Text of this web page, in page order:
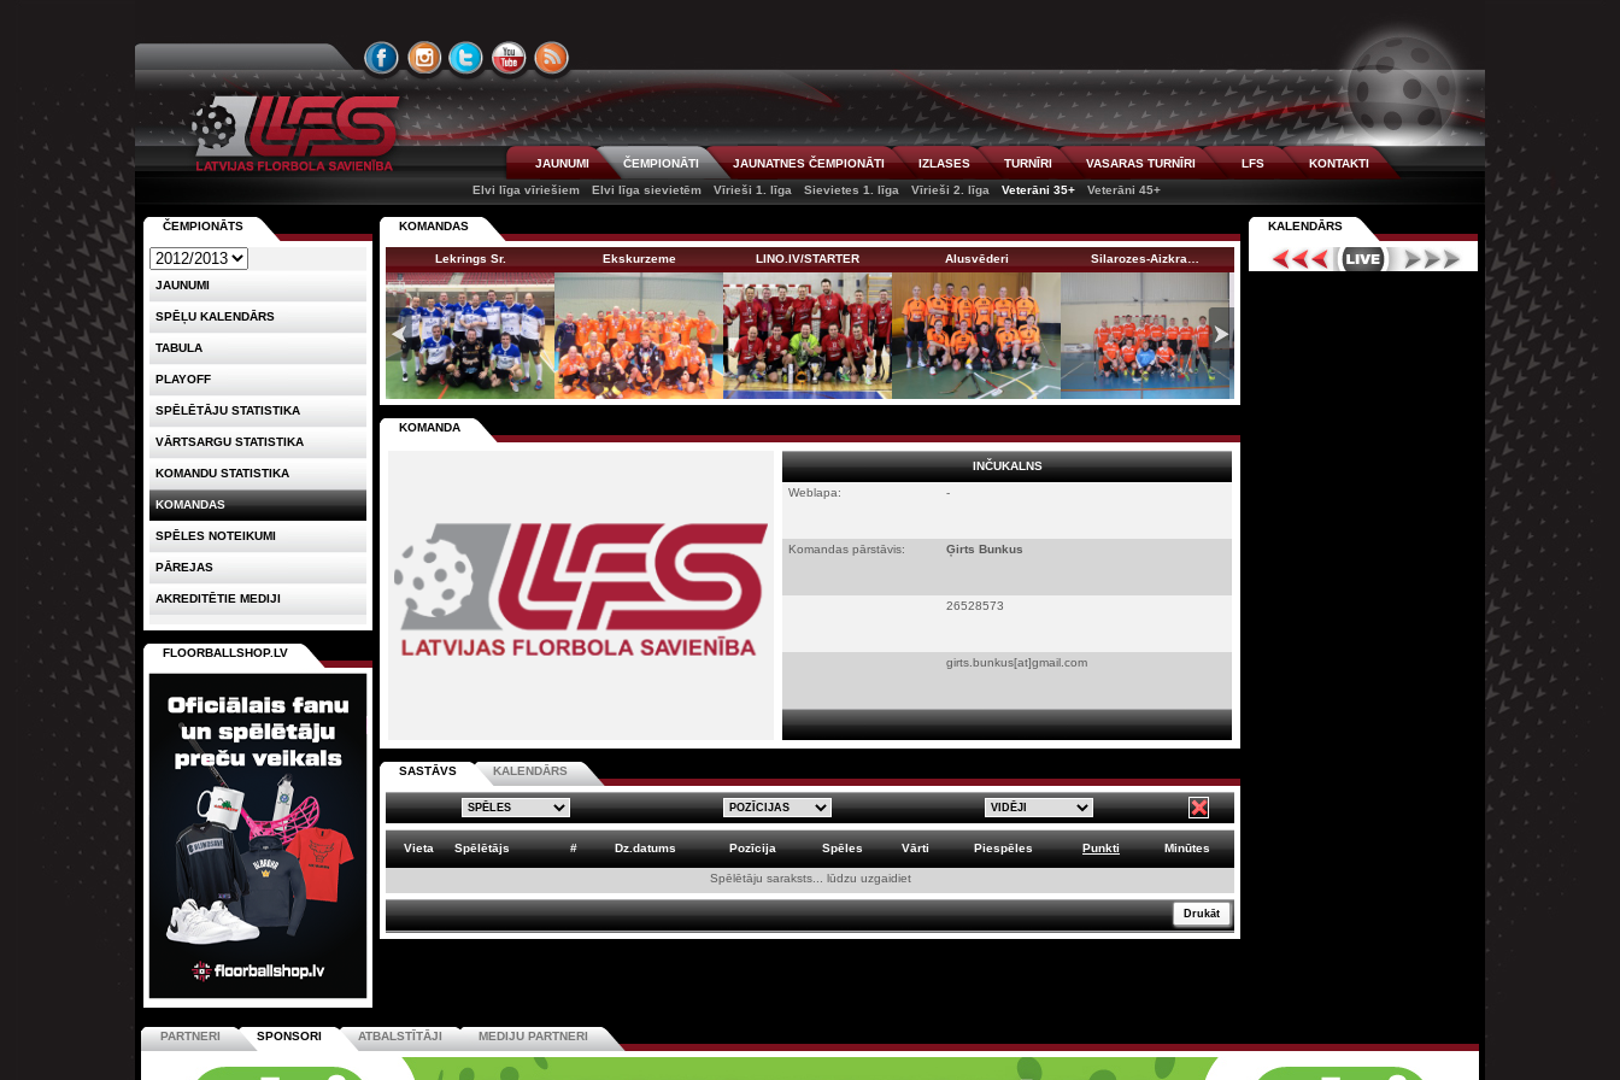
JAUNUMI ČEMPIONĀTI JAUNATNES ČEMPIONĀTI IZLASES TURNĪRI VASARAS TURNĪRI LFS
KONTAKTI
Elvi līga vīriešiem
Elvi līga sievietēm Vīrieši 1. līga Sievietes 1. līga Vīrieši 2. līga Veterāni 35+ Veterāni 45+
KOMANDAS
Lekrings Sr. Ekskurzeme LINO.lV/STARTER Alusvēderi Silarozes-Aizkra… Rubene Smilšukastes
KOMANDA
INČUKALNS
Weblapa:
-
Komandas pārstāvis: Ģirts Bunkus
26528573
girts.bunkus[at]gmail.com
SASTĀVS KALENDĀRS
Vieta Spēlētājs # Dz.datums Pozīcija Spēles Vārti Piespēles Punkti Minūtes
Spēlētāju saraksts... lūdzu uzgaidiet
Drukāt
ČEMPIONĀTS
JAUNUMI
SPĒĻU KALENDĀRS
TABULA
PLAYOFF
SPĒLĒTĀJU STATISTIKA
VĀRTSARGU STATISTIKA
KOMANDU STATISTIKA
KOMANDAS
SPĒLES NOTEIKUMI
PĀREJAS
AKREDITĒTIE MEDIJI
FLOORBALLSHOP.LV
KALENDĀRS
PARTNERI SPONSORI ATBALSTĪTĀJI MEDIJU PARTNERI